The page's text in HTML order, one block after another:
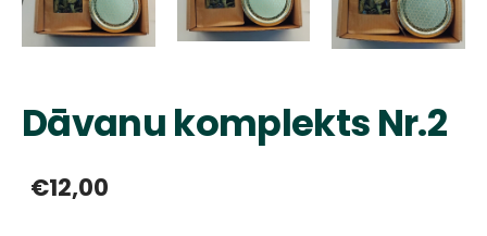
Dāvanu komplekts Nr.2
€12,00